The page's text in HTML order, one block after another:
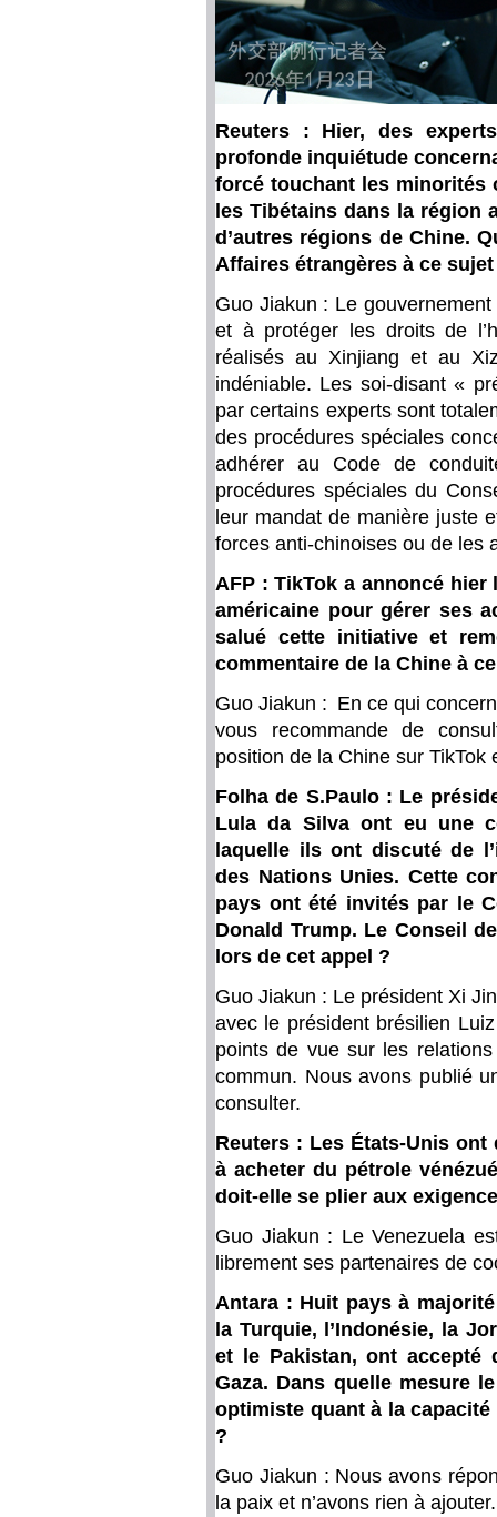
Reuters : Hier, des
profonde inquiétude
forcé touchant les minorités
les Tibétains dans la région
d’autres régions de Chine.
Affaires étrangères à ce
Guo Jiakun : Le
et à protéger les droits de
réalisés au Xinjiang et au
indéniable. Les soi-disant «
par certains experts sont
des procédures spéciales
adhérer au Code de
procédures spéciales du
leur mandat de manière juste
forces anti-chinoises ou de les
AFP : TikTok a annoncé hier
américaine pour gérer ses
salué cette initiative et
commentaire de la Chine à
Guo Jiakun : En ce qui
vous recommande de
position de la Chine sur TikTok
Folha de S.Paulo : Le
Lula da Silva ont eu une
laquelle ils ont discuté de
des Nations Unies. Cette
pays ont été invités par le
Donald Trump. Le Conseil
lors de cet appel ?
Guo Jiakun : Le président Xi
avec le président brésilien
points de vue sur les
commun. Nous avons publié
consulter.
Reuters : Les États-Unis ont
à acheter du pétrole
doit-elle se plier aux
Guo Jiakun : Le Venezuela
librement ses partenaires de
Antara : Huit pays à
la Turquie, l’Indonésie, la
et le Pakistan, ont accepté
Gaza. Dans quelle mesure
optimiste quant à la
?
Guo Jiakun : Nous avons
la paix et n’avons rien à ajouter.